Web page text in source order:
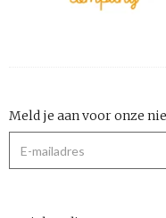
Meld je aan voor onze